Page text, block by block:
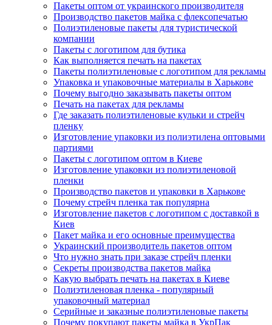
Пакеты оптом от украинского производителя
Производство пакетов майка с флексопечатью
Полиэтиленовые пакеты для туристической
компании
Пакеты с логотипом для бутика
Как выполняется печать на пакетах
Пакеты полиэтиленовые с логотипом для рекламы
Упаковка и упаковочные материалы в Харькове
Почему выгодно заказывать пакеты оптом
Печать на пакетах для рекламы
Где заказать полиэтиленовые кульки и стрейч
пленку
Изготовление упаковки из полиэтилена оптовыми
партиями
Пакеты с логотипом оптом в Киеве
Изготовление упаковки из полиэтиленовой
пленки
Производство пакетов и упаковки в Харькове
Почему стрейч пленка так популярна
Изготовление пакетов с логотипом с доставкой в
Киев
Пакет майка и его основные преимущества
Украинский производитель пакетов оптом
Что нужно знать при заказе стрейч пленки
Секреты производства пакетов майка
Какую выбрать печать на пакетах в Киеве
Полиэтиленовая пленка - популярный
упаковочный материал
Серийные и заказные полиэтиленовые пакеты
Почему покупают пакеты майка в УкрПак